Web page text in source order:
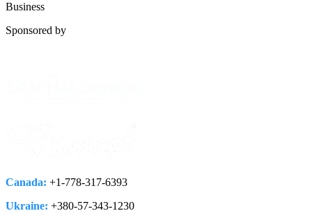
Business
Sponsored by
Canada: +1-778­-317-­6393
Ukraine: +380-­57-­343-­1230